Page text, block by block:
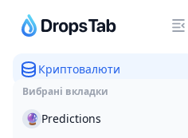
Криптовалюти
Вибрані вкладки
🔮 Predictions
B6.32%